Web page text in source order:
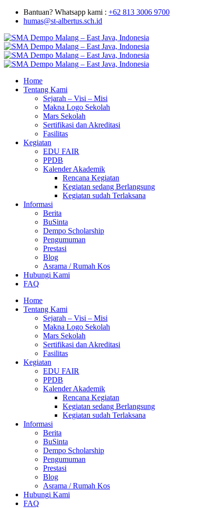
Bantuan? Whatsapp kami : +62 813 3006 9700
humas@st-albertus.sch.id
Home
Tentang Kami
Sejarah – Visi – Misi
Makna Logo Sekolah
Mars Sekolah
Sertifikasi dan Akreditasi
Fasilitas
Kegiatan
EDU FAIR
PPDB
Kalender Akademik
Rencana Kegiatan
Kegiatan sedang Berlangsung
Kegiatan sudah Terlaksana
Informasi
Berita
BuSinta
Dempo Scholarship
Pengumuman
Prestasi
Blog
Asrama / Rumah Kos
Hubungi Kami
FAQ
Home
Tentang Kami
Sejarah – Visi – Misi
Makna Logo Sekolah
Mars Sekolah
Sertifikasi dan Akreditasi
Fasilitas
Kegiatan
EDU FAIR
PPDB
Kalender Akademik
Rencana Kegiatan
Kegiatan sedang Berlangsung
Kegiatan sudah Terlaksana
Informasi
Berita
BuSinta
Dempo Scholarship
Pengumuman
Prestasi
Blog
Asrama / Rumah Kos
Hubungi Kami
FAQ